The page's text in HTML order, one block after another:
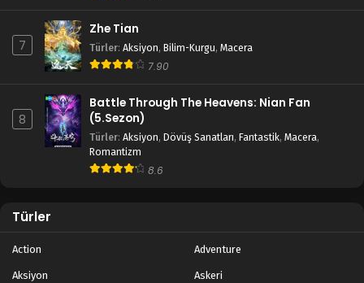
7
Zhe Tian
Türler: Aksiyon, Bilim-Kurgu, Macera
7.90
8
Battle Through The Heavens: Nian Fan
(5.Sezon)
Türler: Aksiyon, Dövüş Sanatları, Fantastik, Macera,
Romantizm
8.6
Türler
Action Adventure
Aksiyon Askeri